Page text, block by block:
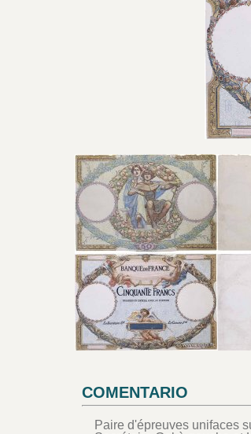
COMENTARIO
Paire d'épreuves unifaces